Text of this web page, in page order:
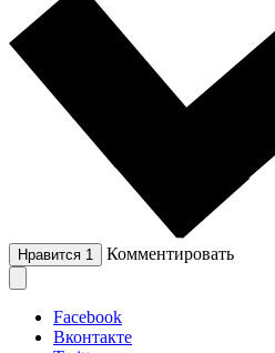
Нравится 1 Комментировать
Facebook
Вконтакте